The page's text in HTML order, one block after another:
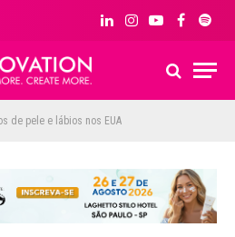
LinkedInInstagram
YouTubeFacebook
de pele e lábios nos EUA